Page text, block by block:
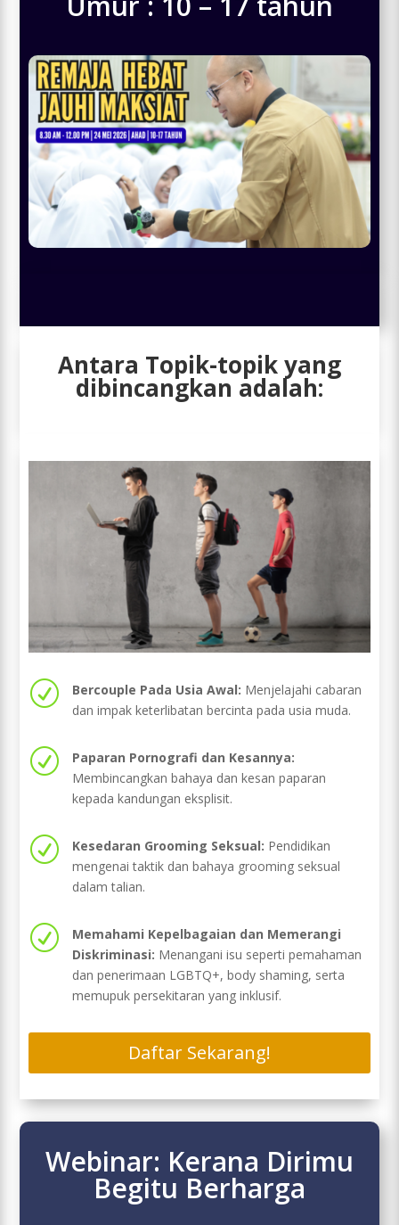
Antara Topik-topik yang
dibincangkan adalah:
R Bercouple Pada Usia Awal: Menjelajahi cabaran
dan impak keterlibatan bercinta pada usia muda.
R
Paparan Pornografi dan Kesannya:
Membincangkan bahaya dan kesan paparan
kepada kandungan eksplisit.
R Kesedaran Grooming Seksual: Pendidikan
mengenai taktik dan bahaya grooming seksual
dalam talian.
R
Memahami Kepelbagaian dan Memerangi
Diskriminasi: Menangani isu seperti pemahaman
dan penerimaan LGBTQ+, body shaming, serta
memupuk persekitaran yang inklusif.
Daftar Sekarang!
Webinar: Kerana Dirimu
Begitu Berharga